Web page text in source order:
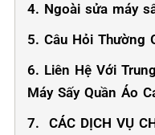
4. Ngoài sửa máy
5. Câu Hỏi Thường
6. Liên Hệ Với
Máy Sấy Quần Áo
7. ️ CÁC DỊCH VỤ